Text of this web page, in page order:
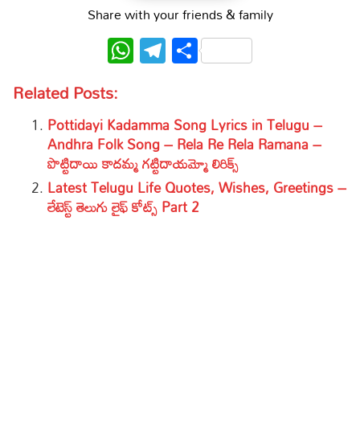
Share with your friends & family
WhatsApp
Telegram
Share
Related Posts:
Pottidayi Kadamma Song Lyrics in Telugu –
Andhra Folk Song – Rela Re Rela Ramana –
పొట్టిదాయి కాదమ్మ గట్టిదాయమ్మో లిరిక్స్
Latest Telugu Life Quotes, Wishes, Greetings –
లేటెస్ట్ తెలుగు లైఫ్ కోట్స్ Part 2